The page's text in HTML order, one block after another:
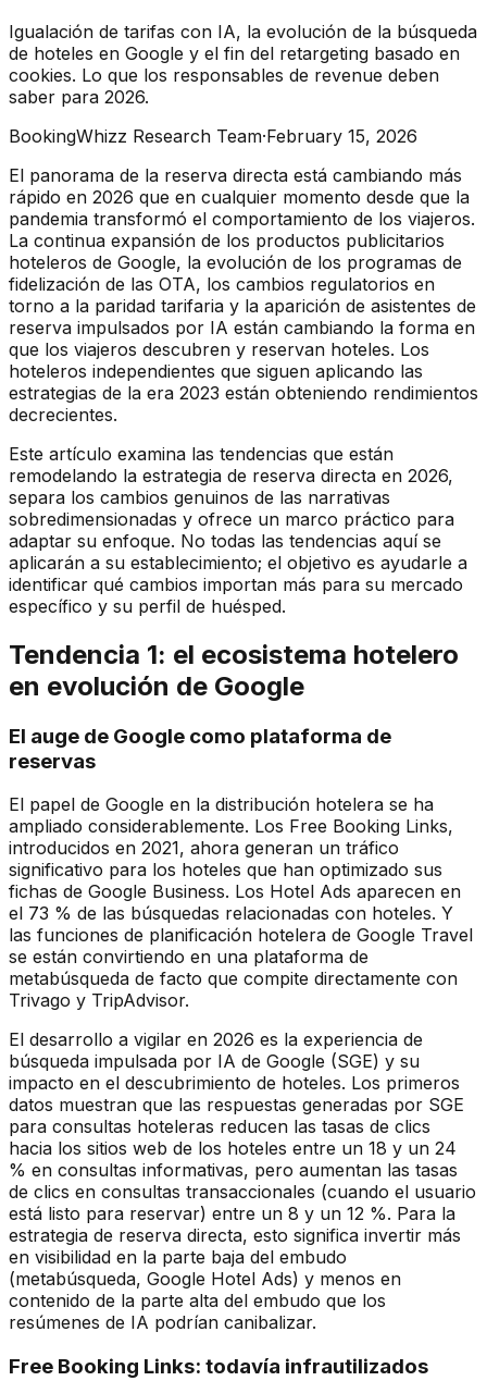
Igualación de tarifas con IA, la evolución de la búsqueda
de hoteles en Google y el fin del retargeting basado en
cookies. Lo que los responsables de revenue deben
saber para 2026.
BookingWhizz Research Team·February 15, 2026
El panorama de la reserva directa está cambiando más
rápido en 2026 que en cualquier momento desde que la
pandemia transformó el comportamiento de los viajeros.
La continua expansión de los productos publicitarios
hoteleros de Google, la evolución de los programas de
fidelización de las OTA, los cambios regulatorios en
torno a la paridad tarifaria y la aparición de asistentes de
reserva impulsados por IA están cambiando la forma en
que los viajeros descubren y reservan hoteles. Los
hoteleros independientes que siguen aplicando las
estrategias de la era 2023 están obteniendo rendimientos
decrecientes.
Este artículo examina las tendencias que están
remodelando la estrategia de reserva directa en 2026,
separa los cambios genuinos de las narrativas
sobredimensionadas y ofrece un marco práctico para
adaptar su enfoque. No todas las tendencias aquí se
aplicarán a su establecimiento; el objetivo es ayudarle a
identificar qué cambios importan más para su mercado
específico y su perfil de huésped.
Tendencia 1: el ecosistema hotelero
en evolución de Google
El auge de Google como plataforma de
reservas
El papel de Google en la distribución hotelera se ha
ampliado considerablemente. Los Free Booking Links,
introducidos en 2021, ahora generan un tráfico
significativo para los hoteles que han optimizado sus
fichas de Google Business. Los Hotel Ads aparecen en
el 73 % de las búsquedas relacionadas con hoteles. Y
las funciones de planificación hotelera de Google Travel
se están convirtiendo en una plataforma de
metabúsqueda de facto que compite directamente con
Trivago y TripAdvisor.
El desarrollo a vigilar en 2026 es la experiencia de
búsqueda impulsada por IA de Google (SGE) y su
impacto en el descubrimiento de hoteles. Los primeros
datos muestran que las respuestas generadas por SGE
para consultas hoteleras reducen las tasas de clics
hacia los sitios web de los hoteles entre un 18 y un 24
% en consultas informativas, pero aumentan las tasas
de clics en consultas transaccionales (cuando el usuario
está listo para reservar) entre un 8 y un 12 %. Para la
estrategia de reserva directa, esto significa invertir más
en visibilidad en la parte baja del embudo
(metabúsqueda, Google Hotel Ads) y menos en
contenido de la parte alta del embudo que los
resúmenes de IA podrían canibalizar.
Free Booking Links: todavía infrautilizados